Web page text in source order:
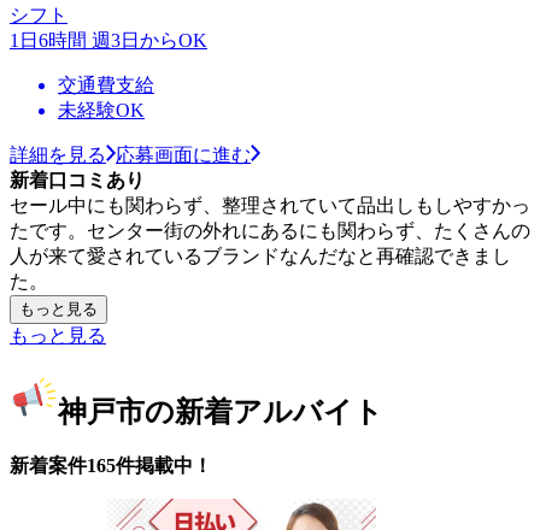
シフト
1日6時間 週3日からOK
交通費支給
未経験OK
詳細を見る
応募画面に進む
新着口コミあり
セール中にも関わらず、整理されていて品出しもしやすかっ
たです。センター街の外れにあるにも関わらず、たくさんの
人が来て愛されているブランドなんだなと再確認できまし
た。
もっと見る
もっと見る
神戸市の新着アルバイト
新着案件165件掲載中！